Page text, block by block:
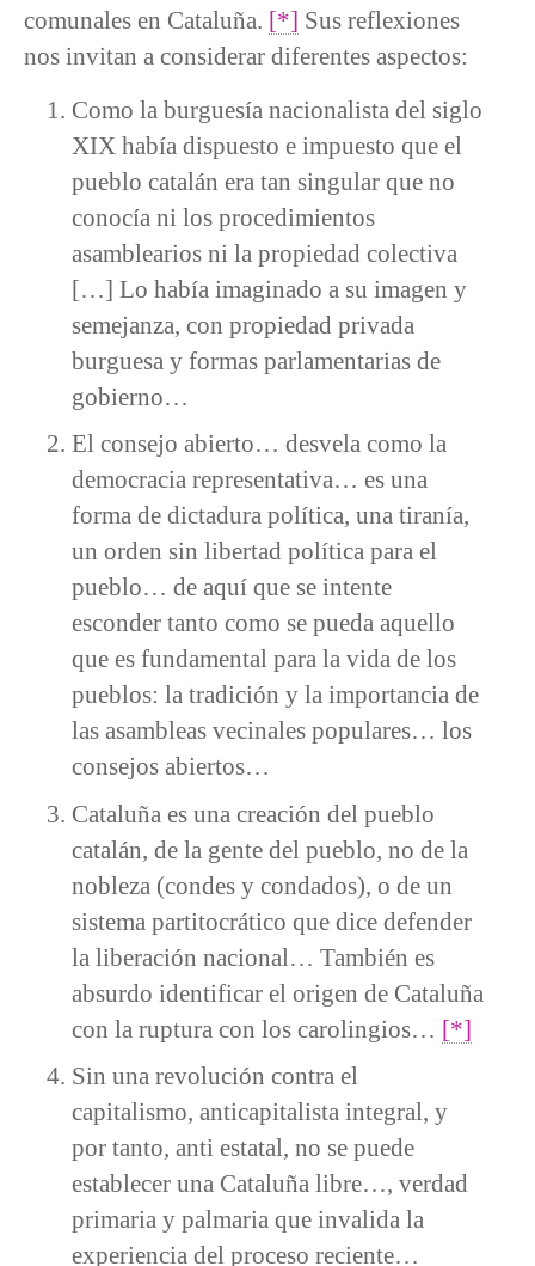
comunales en Cataluña. [*] Sus reflexiones
nos invitan a considerar diferentes aspectos:
Como la burguesía nacionalista del siglo
XIX había dispuesto e impuesto que el
pueblo catalán era tan singular que no
conocía ni los procedimientos
asamblearios ni la propiedad colectiva
[…] Lo había imaginado a su imagen y
semejanza, con propiedad privada
burguesa y formas parlamentarias de
gobierno…
El consejo abierto… desvela como la
democracia representativa… es una
forma de dictadura política, una tiranía,
un orden sin libertad política para el
pueblo… de aquí que se intente
esconder tanto como se pueda aquello
que es fundamental para la vida de los
pueblos: la tradición y la importancia de
las asambleas vecinales populares… los
consejos abiertos…
Cataluña es una creación del pueblo
catalán, de la gente del pueblo, no de la
nobleza (condes y condados), o de un
sistema partitocrático que dice defender
la liberación nacional… También es
absurdo identificar el origen de Cataluña
con la ruptura con los carolingios… [*]
Sin una revolución contra el
capitalismo, anticapitalista integral, y
por tanto, anti estatal, no se puede
establecer una Cataluña libre…, verdad
primaria y palmaria que invalida la
experiencia del proceso reciente…